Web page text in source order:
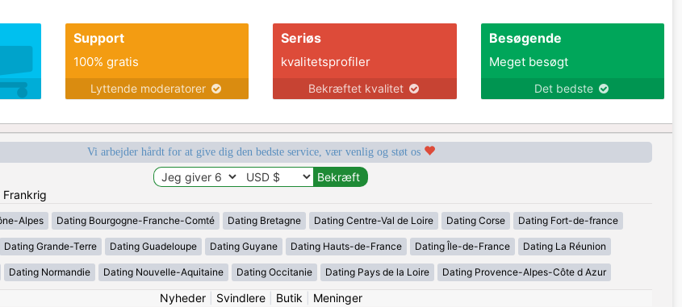
Support
100% gratis
Lyttende moderatorer
Seriøs
kvalitetsprofiler
Bekræftet kvalitet
Besøgende
Meget besøgt
Det bedste
Vi arbejder hårdt for at give dig den bedste service, vær venlig og støt os
Frankrig
Alpes Dating Bourgogne-Franche-Comté Dating Bretagne Dating Centre-Val de Loire Dating Corse Dating Fort-de-france
Dating Grande-Terre Dating Guadeloupe Dating Guyane Dating Hauts-de-France Dating Île-de-France Dating La Réunion
Dating Normandie Dating Nouvelle-Aquitaine Dating Occitanie Dating Pays de la Loire Dating Provence-Alpes-Côte d Azur
Nyheder| Svindlere| Butik Meninger